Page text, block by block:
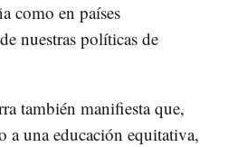
como en países
nuestras políticas de
también manifiesta que,
a una educación equitativa,